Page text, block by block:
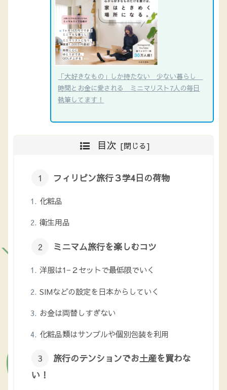
「大好きなもの」しか持たない 少ない暮らし
時間とお金に愛される ミニマリスト7人の毎日
執筆してます！
目次
フィリピン旅行３学4日の荷物
化粧品
衛生用品
ミニマム旅行を楽しむコツ
洋服は1−２セットで最低限でいく
SIMなどの設定を日本からしていく
お金は両替しすぎない
化粧品類はサンプルや個別包装を利用
旅行のテンションでお土産を買わな
い！